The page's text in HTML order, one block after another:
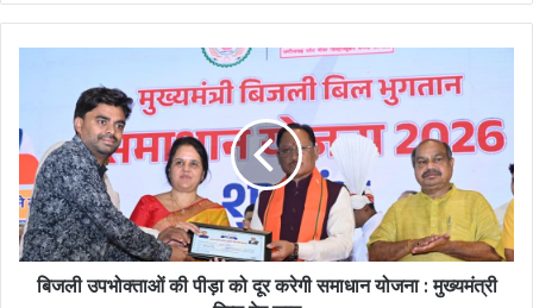
पीड़ा
को
दूर
करेगी
समाधान
योजना
बिजली उपभोक्ताओं की पीड़ा को दूर करेगी समाधान योजना : मुख्यमंत्री